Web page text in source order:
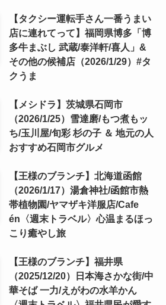
【タクシー運転手さん一番うまい
店に連れてって】福岡県博多「博
多牛まぶし 武蔵/泰洋軒/喜人」&
その他の候補店（2026/1/29）#タ
クうま
【メシドラ】茨城県石岡市
（2026/1/25）雪達磨/もつ煮もッ
ち/玉川屋/旬彩 杉の子 ＆ 地元の人
おすすめ石岡市グルメ
【王様のブランチ】北海道函館
（2026/1/17）湯倉神社/函館市熱
帯植物園/ヤマザキ洋服店/Cafe
én〈週末トラベル〉心温まるほっ
こり癒やし旅
【王様のブランチ】福井県
（2025/12/20）日本海さかな街/中
華そば 一力/えがわの水羊かん